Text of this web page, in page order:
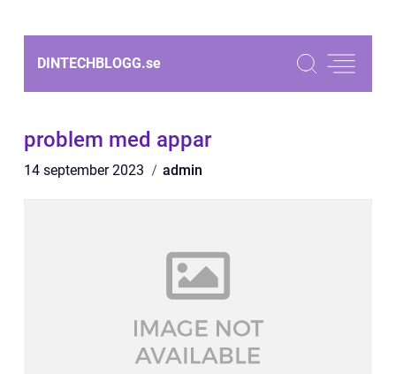
DINTECHBLOGG.se
problem med appar
14 september 2023 admin